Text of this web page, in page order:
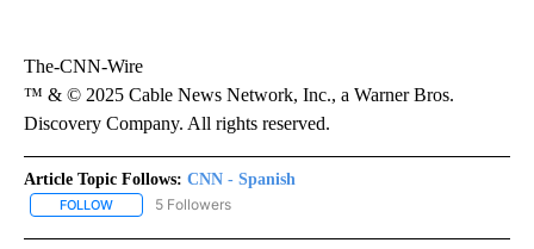
The-CNN-Wire
™ & © 2025 Cable News Network, Inc., a Warner Bros.
Discovery Company. All rights reserved.
Article Topic Follows: CNN - Spanish
FOLLOW FOLLOW "CNN - SPANISH" TO RECEIVE NOTIFICATIONS ABOUT
5 Followers